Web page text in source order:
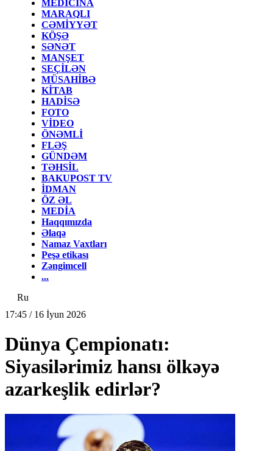
MEDİCİNA
MARAQLI
CƏMİYYƏT
KÖŞƏ
SƏNƏT
MANŞET
SEÇİLƏN
MÜSAHİBƏ
KİTAB
HADİSƏ
FOTO
VİDEO
ÖNƏMLİ
FLƏŞ
GÜNDƏM
TƏHSİL
BAKUPOST TV
İDMAN
ÖZ ƏL
MEDİA
Haqqımızda
Əlaqə
Namaz Vaxtları
Peşə etikası
Zəngimcell
...
Ru
17:45 / 16 İyun 2026
Dünya Çempionatı:
Siyasilərimiz hansı ölkəyə
azarkeşlik edirlər?